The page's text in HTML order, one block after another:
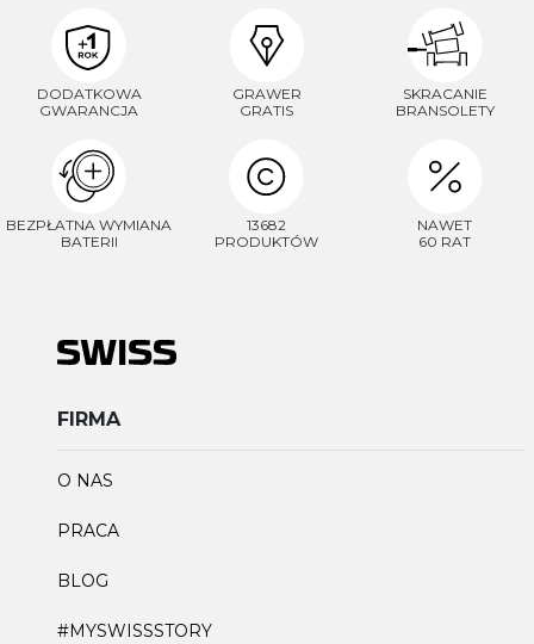
DODATKOWA
GWARANCJA
GRAWER
GRATIS
SKRACANIE
BRANSOLETY
BEZPŁATNA WYMIANA
BATERII
13682
PRODUKTÓW
NAWET
60 RAT
FIRMA
O NAS
PRACA
BLOG
#MYSWISSSTORY